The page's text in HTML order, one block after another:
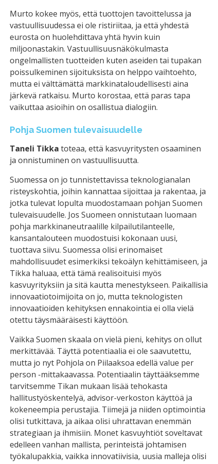
Murto kokee myös, että tuottojen tavoittelussa ja
vastuullisuudessa ei ole ristiriitaa, ja että yhdestä
eurosta on huolehdittava yhtä hyvin kuin
miljoonastakin. Vastuullisuusnäkökulmasta
ongelmallisten tuotteiden kuten aseiden tai tupakan
poissulkeminen sijoituksista on helppo vaihtoehto,
mutta ei välttämättä markkinataloudellisesti aina
järkevä ratkaisu. Murto korostaa, että paras tapa
vaikuttaa asioihin on osallistua dialogiin.
Pohja Suomen tulevaisuudelle
Taneli Tikka toteaa, että kasvuyritysten osaaminen
ja onnistuminen on vastuullisuutta.
Suomessa on jo tunnistettavissa teknologianalan
risteyskohtia, joihin kannattaa sijoittaa ja rakentaa, ja
jotka tulevat lopulta muodostamaan pohjan Suomen
tulevaisuudelle. Jos Suomeen onnistutaan luomaan
pohja markkinaneutraalille kilpailutilanteelle,
kansantalouteen muodostuisi kokonaan uusi,
tuottava siivu. Suomessa olisi erinomaiset
mahdollisuudet esimerkiksi tekoälyn kehittämiseen, ja
Tikka haluaa, että tämä realisoituisi myös
kasvuyrityksiin ja sitä kautta menestykseen. Paikallisia
innovaatiotoimijoita on jo, mutta teknologisten
innovaatioiden kehityksen ennakointia ei olla vielä
otettu täysmääräisesti käyttöön.
Vaikka Suomen skaala on vielä pieni, kehitys on ollut
merkittävää. Täyttä potentiaalia ei ole saavutettu,
mutta jo nyt Pohjola on Piilaaksoa edellä value per
person -mittakaavassa. Potentiaalin täyttääksemme
tarvitsemme Tikan mukaan lisää tehokasta
hallitustyöskentelyä, advisor-verkoston käyttöä ja
kokeneempia perustajia. Tiimejä ja niiden optimointia
olisi tutkittava, ja aikaa olisi uhrattavan enemmän
strategiaan ja ihmisiin. Monet kasvuyhtiöt soveltavat
edelleen vanhan mallista, perinteistä johtamisen
työkalupakkia, vaikka innovatiivisia, uusia malleja olisi